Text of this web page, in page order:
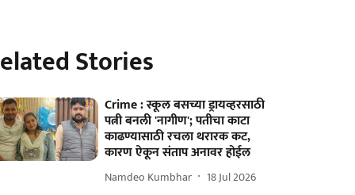
Stories
Crime : स्कूल बसच्या ड्रायव्हरसाठी
पत्नी बनली 'नागीण'; पतीचा काटा
काढण्यासाठी रचला थरारक कट,
कारण ऐकून संताप अनावर होईल
Namdeo Kumbhar 18 Jul 2026